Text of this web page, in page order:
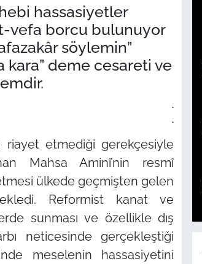
hassasiyetler
vefa borcu bulunuyor
söylemin”
kara” deme cesareti ve
.
.
riayet etmediği gerekçesiyle
Mahsa Aminî’nin resmî
ülkede geçmişten gelen
Reformist kanat ve
sunması ve özellikle dış
neticesinde gerçekleştiği
meselenin hassasiyetini